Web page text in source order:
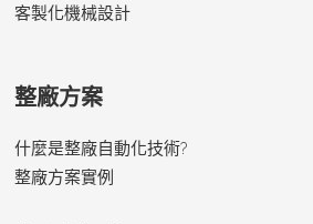
客製化機械設計
整廠方案
什麼是整廠自動化技術?
整廠方案實例